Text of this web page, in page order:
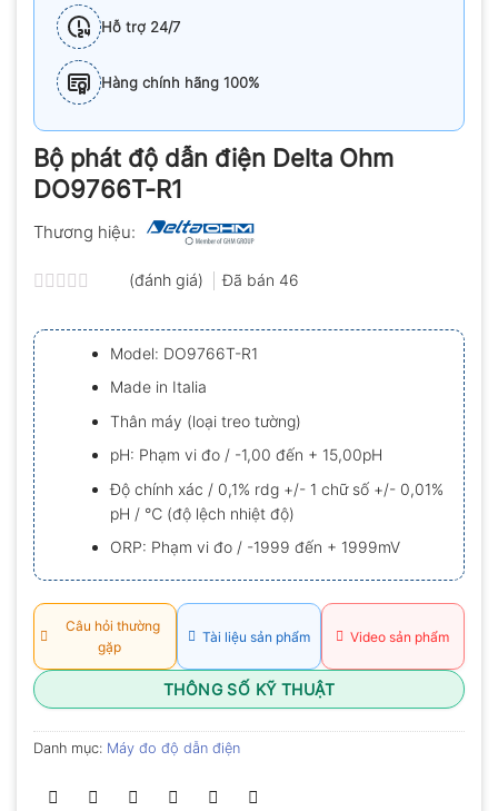
Hỗ trợ 24/7
Hàng chính hãng 100%
Bộ phát độ dẫn điện Delta Ohm
DO9766T-R1
Thương hiệu:
xếp
hạng
0.0
5
sao
(đánh giá) Đã bán 46
Model: DO9766T-R1
Made in Italia
Thân máy (loại treo tường)
pH: Phạm vi đo / -1,00 đến + 15,00pH
Độ chính xác / 0,1% rdg +/- 1 chữ số +/- 0,01%
pH / ℃ (độ lệch nhiệt độ)
ORP: Phạm vi đo / -1999 đến + 1999mV
Câu hỏi thường
gặp
Tài liệu sản phẩm Video sản phẩm
THÔNG SỐ KỸ THUẬT
Danh mục: Máy đo độ dẫn điện